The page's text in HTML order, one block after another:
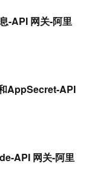
-API 网关-阿里
AppSecret-API
API 网关-阿里